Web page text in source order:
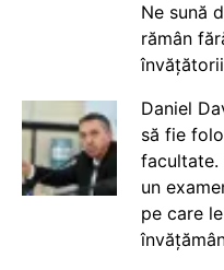
Ne sună
rămân
Daniel
să fie
facultate.
un
pe care